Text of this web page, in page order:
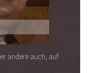
andere auch, auf